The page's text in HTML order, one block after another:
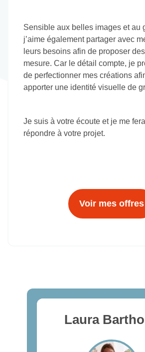
Sensible aux belles images et au
j’aime également partager avec
leurs besoins afin de proposer
mesure. Car le détail compte, je
de perfectionner mes créations
apporter une identité visuelle de
Je suis à votre écoute et je me
répondre à votre projet.
Voir mes offres
Laura